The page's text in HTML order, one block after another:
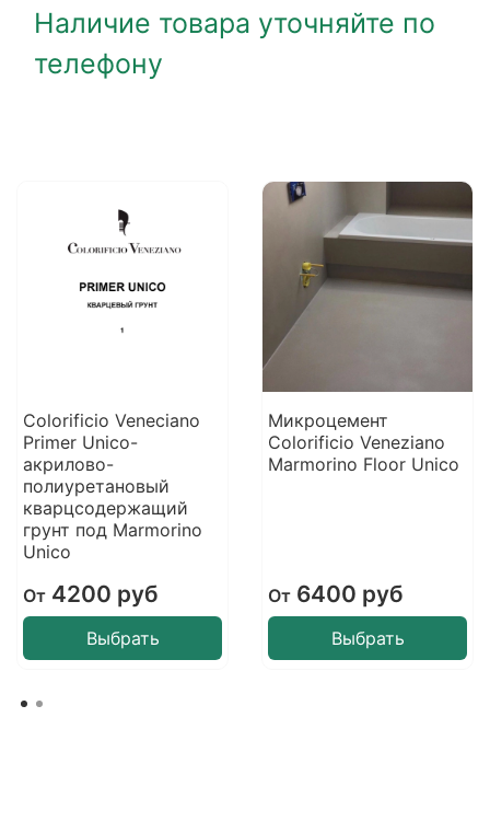
Наличие товара уточняйте по
телефону
Colorificio Veneciano
Primer Unico-
акрилово-
полиуретановый
кварцсодержащий
грунт под Marmorino
Unico
От4200 руб
Выбрать
Микроцемент
Colorificio Veneziano
Marmorino Floor Unico
От6400 руб
Выбрать